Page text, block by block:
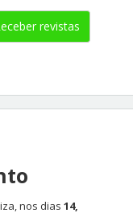
revistas
nos dias14,